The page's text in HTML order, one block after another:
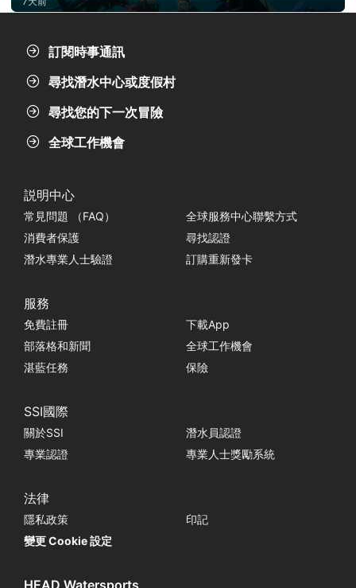
訂閱時事通訊
尋找潛水中心或度假村
尋找您的下一次冒險
全球工作機會
説明中心
常見問題 （FAQ）
全球服務中心聯繫方式
消費者保護
尋找認證
潛水專業人士驗證
訂購重新發卡
服務
免費註冊
下載App
部落格和新聞
全球工作機會
湛藍任務
保險
SSI國際
關於SSI
潛水員認證
專業認證
專業人士獎勵系統
法律
隱私政策
印記
變更 Cookie 設定